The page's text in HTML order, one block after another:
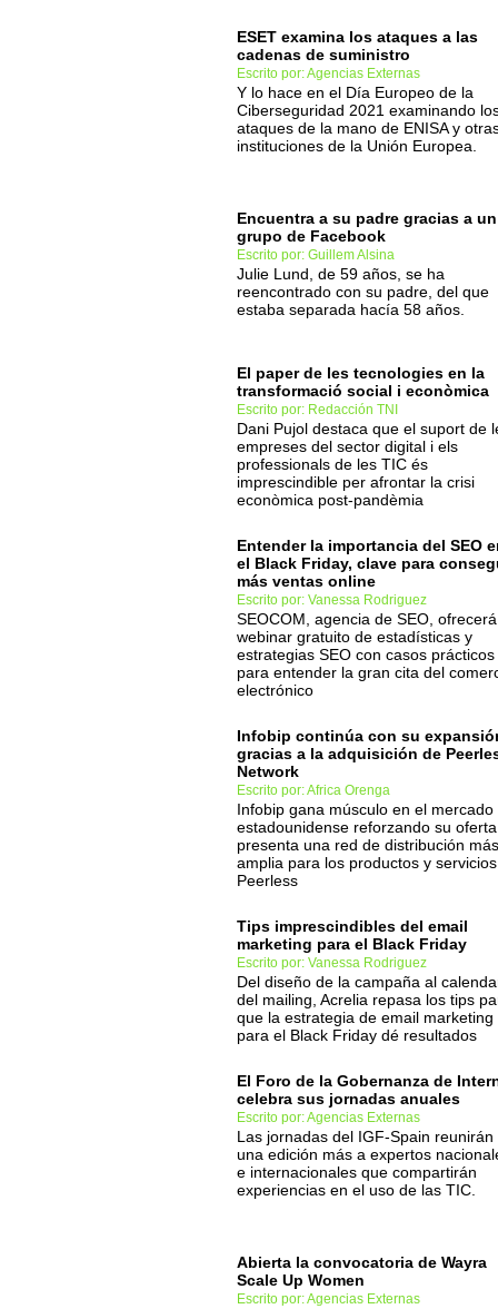
ESET examina los ataques a las
cadenas de suministro
Escrito por: Agencias Externas
Y lo hace en el Día Europeo de la
Ciberseguridad 2021 examinando
ataques de la mano de ENISA y
instituciones de la Unión Europea.
Encuentra a su padre gracias a un
grupo de Facebook
Escrito por: Guillem Alsina
Julie Lund, de 59 años, se ha
reencontrado con su padre, del que
estaba separada hacía 58 años.
El paper de les tecnologies en la
transformació social i econòmica
Escrito por: Redacción TNI
Dani Pujol destaca que el suport de
empreses del sector digital i els
professionals de les TIC és
imprescindible per afrontar la crisi
econòmica post-pandèmia
Entender la importancia del SEO
el Black Friday, clave para
más ventas online
Escrito por: Vanessa Rodriguez
SEOCOM, agencia de SEO,
webinar gratuito de estadísticas y
estrategias SEO con casos prácticos
para entender la gran cita del
electrónico
Infobip continúa con su
gracias a la adquisición de
Network
Escrito por: Africa Orenga
Infobip gana músculo en el mercado
estadounidense reforzando su
presenta una red de distribución más
amplia para los productos y
Peerless
Tips imprescindibles del email
marketing para el Black Friday
Escrito por: Vanessa Rodriguez
Del diseño de la campaña al
del mailing, Acrelia repasa los tips
que la estrategia de email marketing
para el Black Friday dé resultados
El Foro de la Gobernanza de
celebra sus jornadas anuales
Escrito por: Agencias Externas
Las jornadas del IGF-Spain reunirán
una edición más a expertos
e internacionales que compartirán
experiencias en el uso de las TIC.
Abierta la convocatoria de Wayra
Scale Up Women
Escrito por: Agencias Externas